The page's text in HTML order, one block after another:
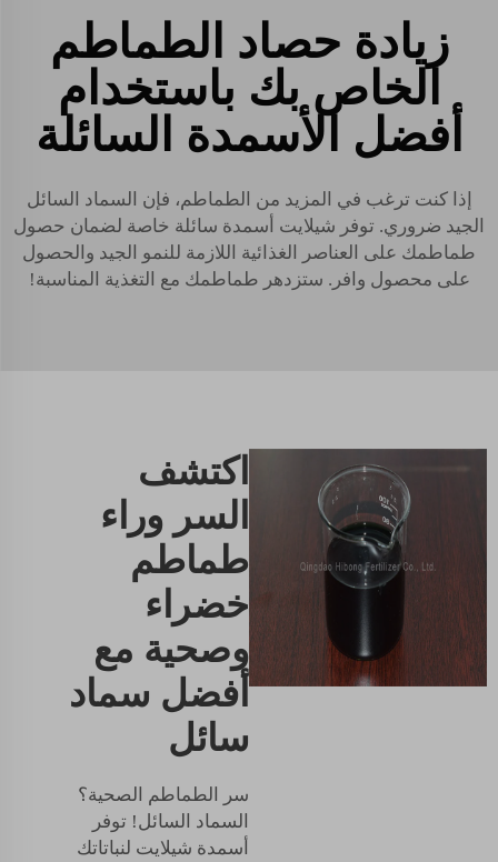
زيادة حصاد الطماطم
الخاص بك باستخدام
أفضل الأسمدة السائلة
إذا كنت ترغب في المزيد من الطماطم، فإن السماد السائل
الجيد ضروري. توفر شيلايت أسمدة سائلة خاصة لضمان حصول
طماطمك على العناصر الغذائية اللازمة للنمو الجيد والحصول
على محصول وافر. ستزدهر طماطمك مع التغذية المناسبة!
اكتشف
السر وراء
طماطم
خضراء
وصحية مع
أفضل سماد
سائل
سر الطماطم الصحية؟
السماد السائل! توفر
أسمدة شيلايت لنباتاتك